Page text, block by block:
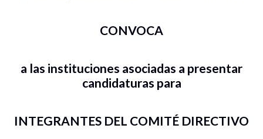
CONVOCA
a las instituciones asociadas a presentar
candidaturas para
INTEGRANTES DEL COMITÉ DIRECTIVO